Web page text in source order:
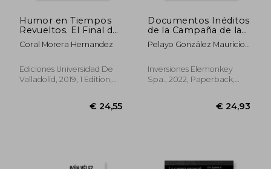
Humor en Tiempos
Revueltos. El Final de
la Guerra Fría en
Viñetas (1979-1989)
Coral Morera Hernandez
Ediciones Universidad De
Valladolid, 2019, 1 Edition,
Documentos Inéditos
de la Campaña de la
Sierra (in Spanish)
Pelayo González Mauricio
Inversiones Elemonkey
Spa., 2022, Paperback,